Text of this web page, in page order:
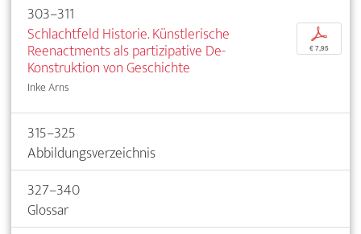
303–311
Schlachtfeld Historie. Künstlerische
Reenactments als partizipative De-
Konstruktion von Geschichte
Inke Arns
p
€ 7,95
315–325
Abbildungsverzeichnis
327–340
Glossar